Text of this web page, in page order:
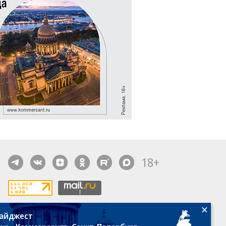
18+
новости компаний, материалы с пометкой